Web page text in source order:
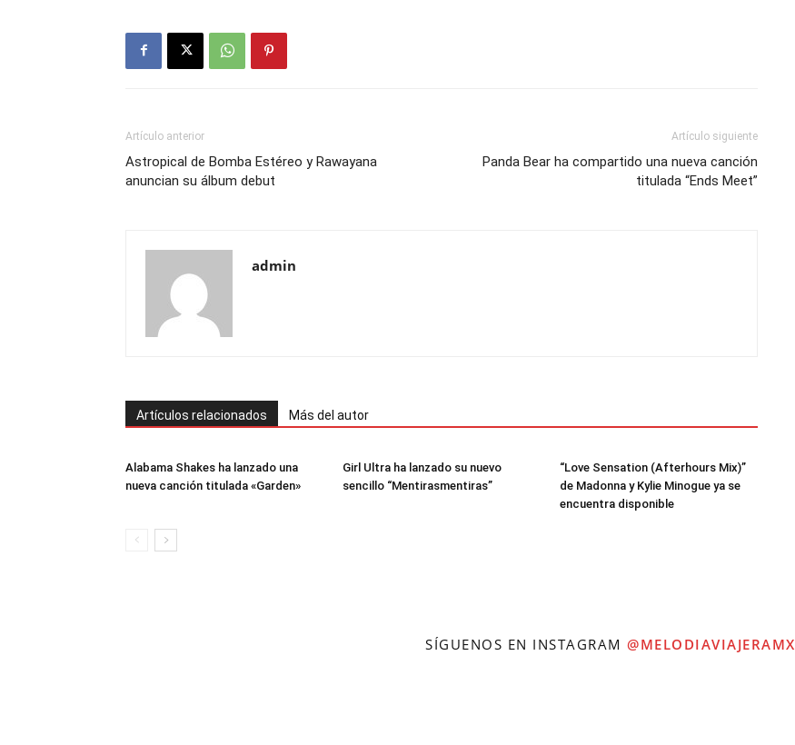
Artículo anterior
Astropical de Bomba Estéreo y Rawayana
anuncian su álbum debut
Artículo siguiente
Panda Bear ha compartido una nueva canción
titulada “Ends Meet”
admin
Artículos relacionados Más del autor
Alabama Shakes ha lanzado una
nueva canción titulada «Garden»
Girl Ultra ha lanzado su nuevo
sencillo “Mentirasmentiras”
“Love Sensation (Afterhours Mix)”
de Madonna y Kylie Minogue ya se
encuentra disponible
SÍGUENOS EN INSTAGRAM@MELODIAVIAJERAMX